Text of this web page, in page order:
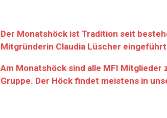
Der Monatshöck ist Tradition seit
Mitgründerin Claudia Lüscher
Am Monatshöck sind alle MFI Mitglieder
Gruppe. Der Höck findet meistens in